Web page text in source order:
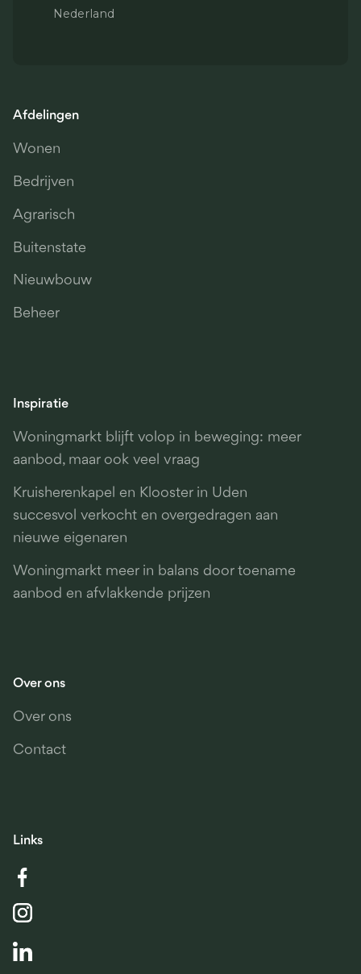
Nederland
Afdelingen
Wonen
Bedrijven
Agrarisch
Buitenstate
Nieuwbouw
Beheer
Inspiratie
Woningmarkt blijft volop in beweging: meer
aanbod, maar ook veel vraag
Kruisherenkapel en Klooster in Uden
succesvol verkocht en overgedragen aan
nieuwe eigenaren
Woningmarkt meer in balans door toename
aanbod en afvlakkende prijzen
Over ons
Over ons
Contact
Links